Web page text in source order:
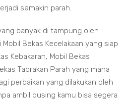
semakin parah.
banyak di tampung oleh
Bekas Kecelakaan yang siap
Kebakaran, Mobil Bekas
Tabrakan Parah yang mana
perbaikan yang dilakukan oleh
ambil pusing kamu bisa segera